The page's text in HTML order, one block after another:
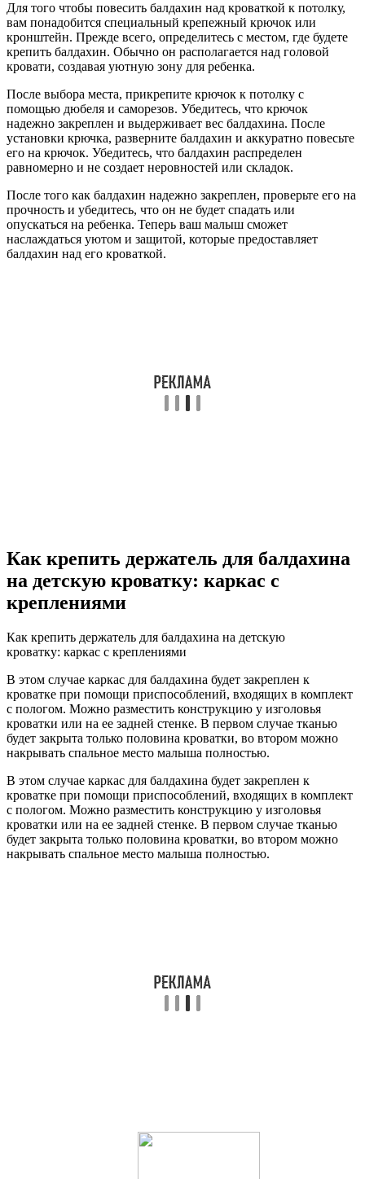
Для того чтобы повесить балдахин над кроваткой к потолку,
вам понадобится специальный крепежный крючок или
кронштейн. Прежде всего, определитесь с местом, где будете
крепить балдахин. Обычно он располагается над головой
кровати, создавая уютную зону для ребенка.
После выбора места, прикрепите крючок к потолку с
помощью дюбеля и саморезов. Убедитесь, что крючок
надежно закреплен и выдерживает вес балдахина. После
установки крючка, разверните балдахин и аккуратно повесьте
его на крючок. Убедитесь, что балдахин распределен
равномерно и не создает неровностей или складок.
После того как балдахин надежно закреплен, проверьте его на
прочность и убедитесь, что он не будет спадать или
опускаться на ребенка. Теперь ваш малыш сможет
наслаждаться уютом и защитой, которые предоставляет
балдахин над его кроваткой.
Как крепить держатель для балдахина
на детскую кроватку: каркас с
креплениями
Как крепить держатель для балдахина на детскую
кроватку: каркас с креплениями
В этом случае каркас для балдахина будет закреплен к
кроватке при помощи приспособлений, входящих в комплект
с пологом. Можно разместить конструкцию у изголовья
кроватки или на ее задней стенке. В первом случае тканью
будет закрыта только половина кроватки, во втором можно
накрывать спальное место малыша полностью.
В этом случае каркас для балдахина будет закреплен к
кроватке при помощи приспособлений, входящих в комплект
с пологом. Можно разместить конструкцию у изголовья
кроватки или на ее задней стенке. В первом случае тканью
будет закрыта только половина кроватки, во втором можно
накрывать спальное место малыша полностью.